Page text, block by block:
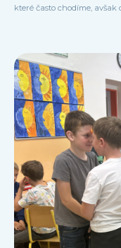
které často chodíme, avšak